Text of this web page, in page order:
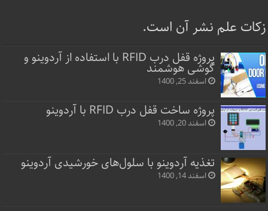
زکات علم نشر آن است.
پروژه قفل‌ درب RFID با استفاده از آردوینو و
گوشی هوشمند
اسفند 25, 1400
پروژه ساخت قفل‌ درب RFID با آردوینو
اسفند 20, 1400
تغذیه آردوینو با سلول‌های خورشیدی آردوینو
اسفند 14, 1400